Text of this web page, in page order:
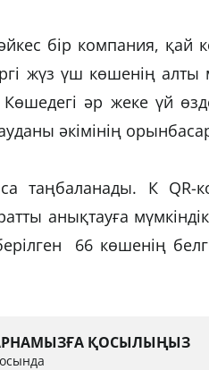
бір компания,
жүз үш көшенің
әр жеке үй
әкімінің
таңбаланады. К
анықтауға
66 көшенің
АРНАМЫЗҒА ҚОСЫЛЫҢЫЗ